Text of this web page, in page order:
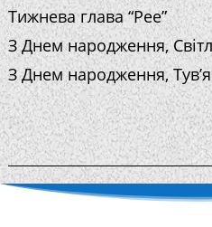
Тижнева глава “Рее”
З Днем народження,
З Днем народження,